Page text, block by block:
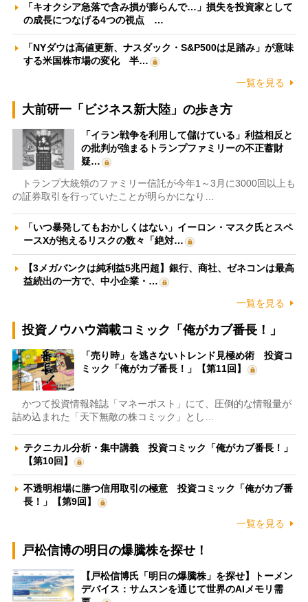
「キオクシア急落で含み損が膨らんで…」損失を投資家として
の成長につなげる4つの視点 …
「NYダウは高値更新、ナスダック・S&P500は足踏み」が意味
する米国株市場の変化 半…
一覧を見る
大前研一「ビジネス新大陸」の歩き方
「イラン戦争を利用して儲けている」利益相反と
の批判が強まるトランプファミリーの不正蓄財
疑…
トランプ大統領のファミリー信託が今年1～3月に3000回以上も
の証券取引を行っていたことが明らかになり…
「いつ暴発してもおかしくはない」イーロン・マスク氏とスペ
ースXが抱えるリスクの数々「絶対…
【3メガバンクは純利益5兆円超】銀行、商社、ゼネコンは最高
益続出の一方で、中小企業・…
一覧を見る
投資ノウハウ満載コミック「俺がカブ番長！」
「売り時」を逃さないトレンド見極め術 投資コ
ミック「俺がカブ番長！」【第11回】
かつて投資情報雑誌「マネーポスト」にて、圧倒的な情報量が
詰め込まれた「天下無敵の株コミック」とし…
テクニカル分析・集中講義 投資コミック「俺がカブ番長！」
【第10回】
不透明相場に勝つ信用取引の極意 投資コミック「俺がカブ番
長！」【第9回】
一覧を見る
戸松信博の明日の爆騰株を探せ！
【戸松信博氏「明日の爆騰株」を探せ】トーメン
デバイス：サムスンを通じて世界のAIメモリ需